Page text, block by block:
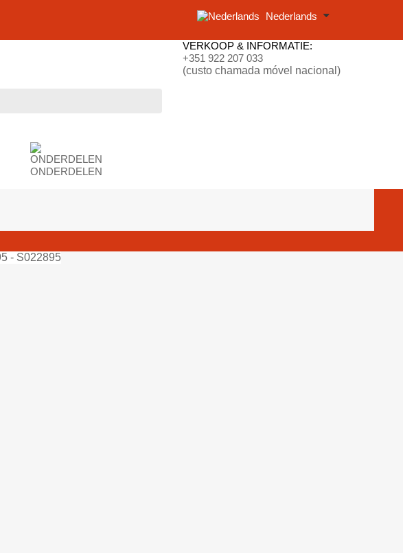
Nederlands
VERKOOP & INFORMATIE:
+351 922 207 033
(custo chamada móvel nacional)
ONDERDELEN